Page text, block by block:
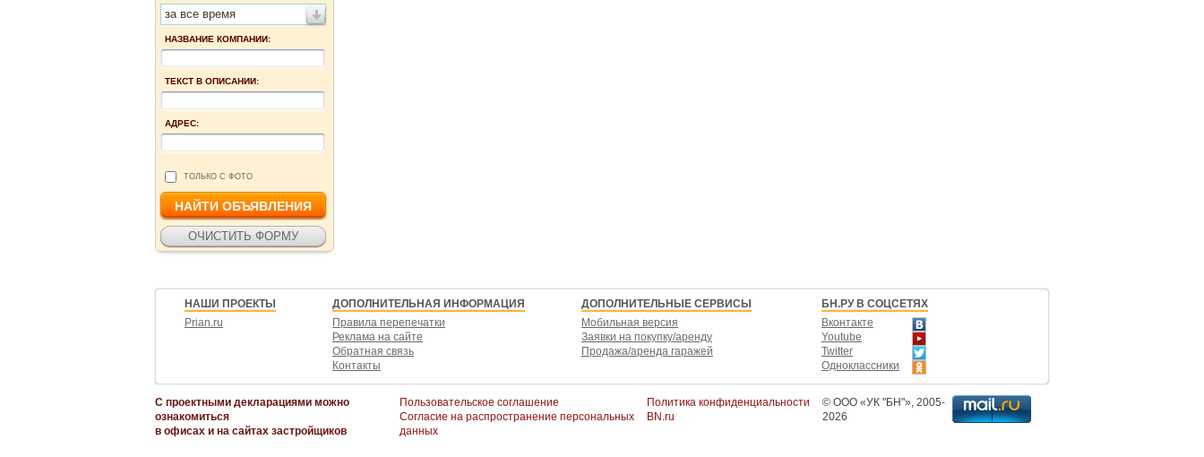
за все время
НАЗВАНИЕ КОМПАНИИ:
ТЕКСТ В ОПИСАНИИ:
АДРЕС:
ТОЛЬКО С ФОТО
НАШИ ПРОЕКТЫ
Prian.ru
ДОПОЛНИТЕЛЬНАЯ ИНФОРМАЦИЯ
Правила перепечатки
Реклама на сайте
Обратная связь
Контакты
ДОПОЛНИТЕЛЬНЫЕ СЕРВИСЫ
Мобильная версия
Заявки на покупку/аренду
Продажа/аренда гаражей
БН.РУ В СОЦСЕТЯХ
Вконтакте
Youtube
Twitter
Одноклассники
С проектными декларациями можно
ознакомиться
в офисах и на сайтах застройщиков
Пользовательское соглашение
Согласие на распространение персональных
данных
Политика конфиденциальности
BN.ru
© ООО «УК "БН"» , 2005-
2026